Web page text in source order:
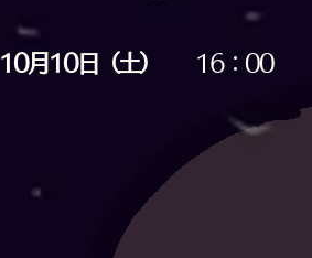
10月10日（土） 16：00